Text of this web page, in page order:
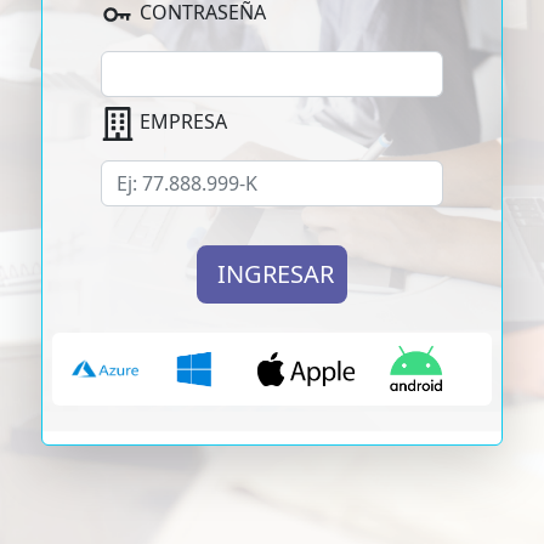
CONTRASEÑA
EMPRESA
INGRESAR